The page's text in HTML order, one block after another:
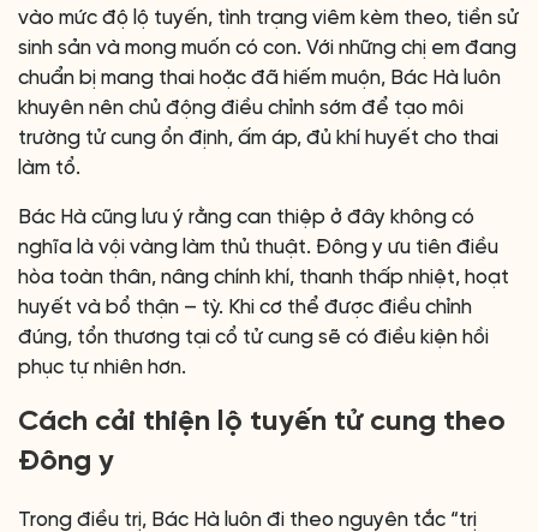
vào mức độ lộ tuyến, tình trạng viêm kèm theo, tiền sử
sinh sản và mong muốn có con. Với những chị em đang
chuẩn bị mang thai hoặc đã hiếm muộn, Bác Hà luôn
khuyên nên chủ động điều chỉnh sớm để tạo môi
trường tử cung ổn định, ấm áp, đủ khí huyết cho thai
làm tổ.
Bác Hà cũng lưu ý rằng can thiệp ở đây không có
nghĩa là vội vàng làm thủ thuật. Đông y ưu tiên điều
hòa toàn thân, nâng chính khí, thanh thấp nhiệt, hoạt
huyết và bổ thận – tỳ. Khi cơ thể được điều chỉnh
đúng, tổn thương tại cổ tử cung sẽ có điều kiện hồi
phục tự nhiên hơn.
Cách cải thiện lộ tuyến tử cung theo
Đông y
Trong điều trị, Bác Hà luôn đi theo nguyên tắc “trị